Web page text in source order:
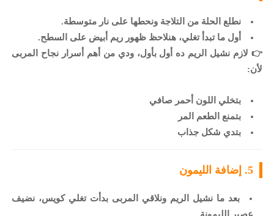
نطلع الحلة من التلاجة ونحطها على نار متوسطة.
أول ما تبدأ تغلي، هنلاحظ ظهور ريم أبيض على السطح.
👉 لازم نشيل الريم ده أول بأول، ودي من أهم أسرار نجاح المربى
لأن:
بتخلي اللون أحمر صافي
بتمنع الطعم المر
بتدي شكل جذاب
5. إضافة الليمون
بعد ما نشيل الريم ونلاقي المربى بدأت تغلي كويس، نضيف
عصير الليمونة.